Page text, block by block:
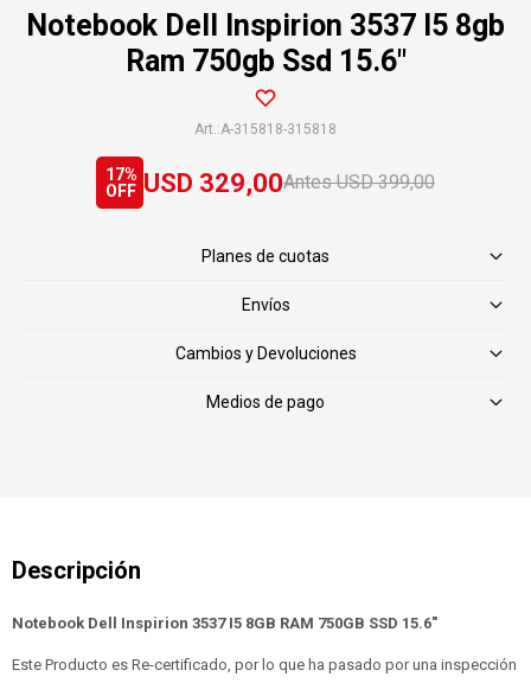
Notebook Dell Inspirion 3537 I5 8gb
Ram 750gb Ssd 15.6"
A-315818-315818
USD 329,00 USD 399,00
17
Planes de cuotas
Envíos
Cambios y Devoluciones
Medios de pago
Notebook Dell Inspirion 3537 I5 8GB RAM 750GB SSD 15.6"
Este Producto es Re-certificado, por lo que ha pasado por una inspección